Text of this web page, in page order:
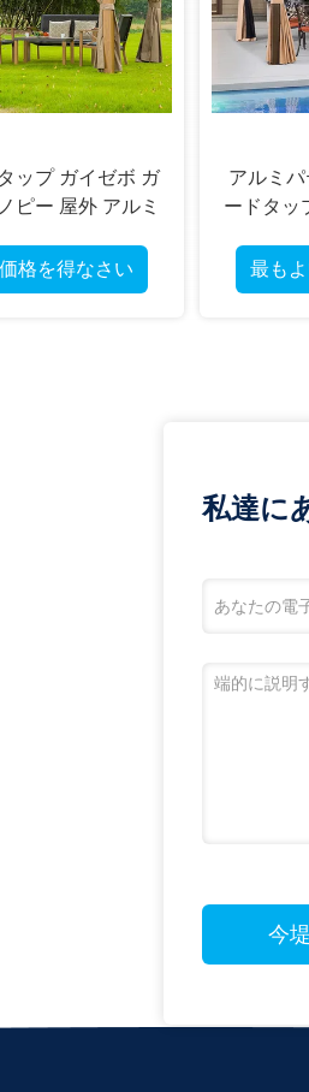
ップ ガイゼボ ガ
ピー 屋外 アルミ
格を得なさい
アルミ
ードタッ
最も
私達に
今